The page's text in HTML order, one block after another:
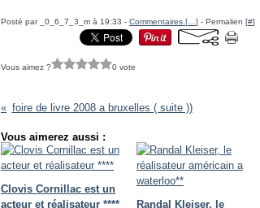
Posté par _0_6_7_3_m à 19:33 - Commentaires [ ] - Permalien [#]
Vous aimez ? 0 vote
foire de livre 2008 a bruxelles ( suite ))
Vous aimerez aussi :
Clovis Cornillac est un
acteur et réalisateur ****
Randal Kleiser, le